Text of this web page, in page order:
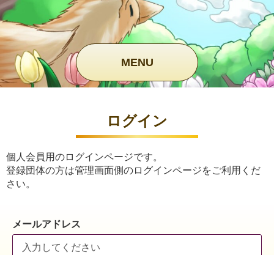
MENU
ログイン
個人会員用のログインページです。
登録団体の方は管理画面側のログインページをご利用くだ
さい。
メールアドレス